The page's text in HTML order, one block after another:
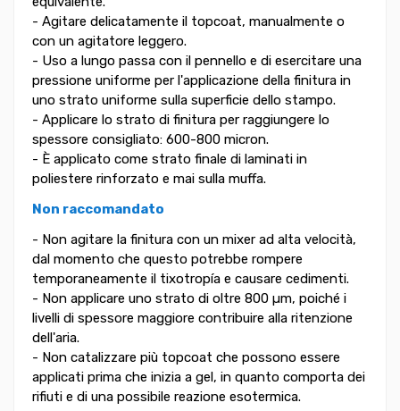
- Agitare delicatamente il topcoat, manualmente o
con un agitatore leggero.
- Uso a lungo passa con il pennello e di esercitare una
pressione uniforme per l'applicazione della finitura in
uno strato uniforme sulla superficie dello stampo.
- Applicare lo strato di finitura per raggiungere lo
spessore consigliato: 600-800 micron.
- È applicato come strato finale di laminati in
poliestere rinforzato e mai sulla muffa.
Non raccomandato
- Non agitare la finitura con un mixer ad alta velocità,
dal momento che questo potrebbe rompere
temporaneamente il tixotropía e causare cedimenti.
- Non applicare uno strato di oltre 800 µm, poiché i
livelli di spessore maggiore contribuire alla ritenzione
dell'aria.
- Non catalizzare più topcoat che possono essere
applicati prima che inizia a gel, in quanto comporta dei
rifiuti e di una possibile reazione esotermica.